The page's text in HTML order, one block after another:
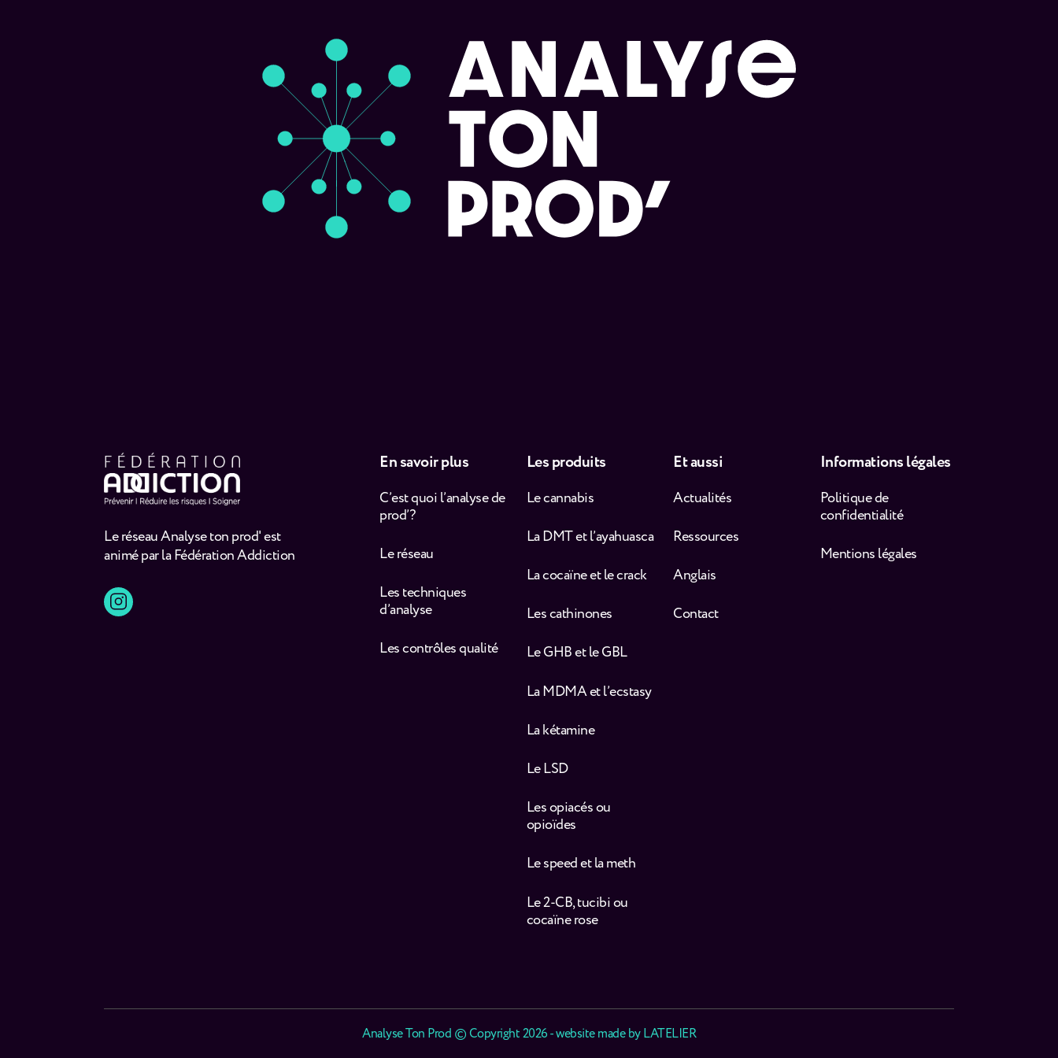
Le réseau Analyse ton prod' est
animé par la Fédération Addiction
En savoir plus
C’est quoi l’analyse de
prod’ ?
Le réseau
Les techniques
d’analyse
Les contrôles qualité
Les produits
Le cannabis
La DMT et l’ayahuasca
La cocaïne et le crack
Les cathinones
Le GHB et le GBL
La MDMA et l’ecstasy
La kétamine
Le LSD
Les opiacés ou
opioïdes
Le speed et la meth
Le 2-CB, tucibi ou
cocaïne rose
Et aussi
Actualités
Ressources
Anglais
Contact
Informations légales
Politique de
confidentialité
Mentions légales
Analyse Ton Prod © Copyright 2026 - website made byLATELIER